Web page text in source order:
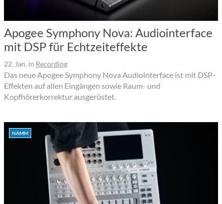
Apogee Symphony Nova: Audiointerface
mit DSP für Echtzeiteffekte
22. Jan. in Recording
Das neue Apogee Symphony Nova Audiointerface ist mit DSP-
Effekten auf allen Eingängen sowie Raum- und
Kopfhörerkorrektur ausgerüstet.
NAMM